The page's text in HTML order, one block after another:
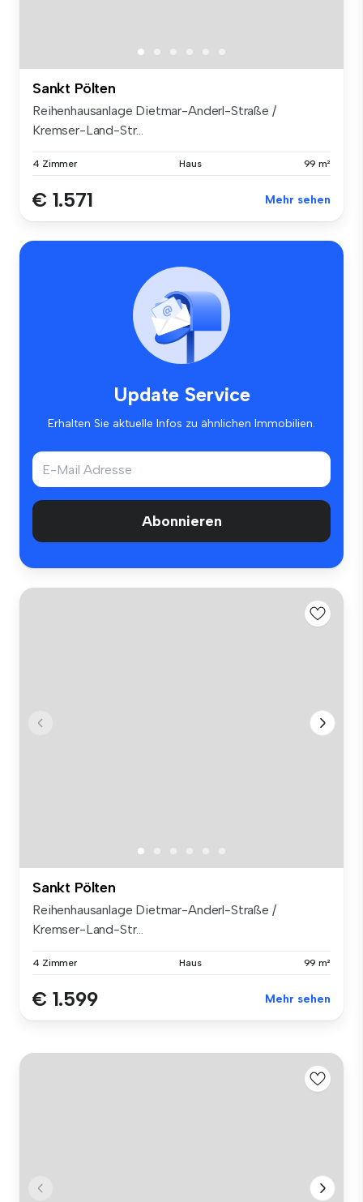
Sankt Pölten
Reihenhausanlage Dietmar-Anderl-Straße /
Kremser-Land-Str...
4 Zimmer Haus 99 m²
€ 1.571 Mehr sehen
Update Service
Erhalten Sie aktuelle Infos zu ähnlichen Immobilien.
Abonnieren
Sankt Pölten
Reihenhausanlage Dietmar-Anderl-Straße /
Kremser-Land-Str...
4 Zimmer Haus 99 m²
€ 1.599 Mehr sehen